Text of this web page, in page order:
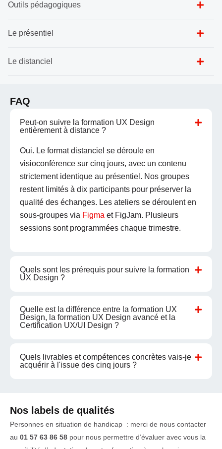
Outils pédagogiques
Le présentiel
Le distanciel
FAQ
Peut-on suivre la formation UX Design
entièrement à distance ?
Oui. Le format distanciel se déroule en
visioconférence sur cinq jours, avec un contenu
strictement identique au présentiel. Nos groupes
restent limités à dix participants pour préserver la
qualité des échanges. Les ateliers se déroulent en
sous-groupes via Figma et FigJam. Plusieurs
sessions sont programmées chaque trimestre.
Quels sont les prérequis pour suivre la formation
UX Design ?
Quelle est la différence entre la formation UX
Design, la formation UX Design avancé et la
Certification UX/UI Design ?
Quels livrables et compétences concrètes vais-je
acquérir à l'issue des cinq jours ?
Nos labels de qualités
Personnes en situation de handicap : merci de nous contacter
au 01 57 63 86 58 pour nous permettre d’évaluer avec vous la